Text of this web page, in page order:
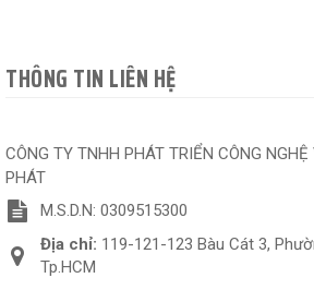
THÔNG TIN LIÊN HỆ
CÔNG TY TNHH PHÁT TRIỂN CÔNG
PHÁT
M.S.D.N: 0309515300
Địa chỉ: 119-121-123 Bàu Cát 3,
Tp.HCM